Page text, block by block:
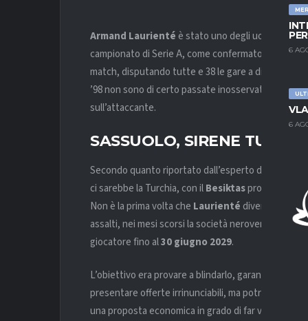
6
6
Armand Laurienté è stato uno degli uomini
campionato di Serie A, come confermato dagli
match, disputando tutte e 38 le gare a
’98 non sono di certo passate inosservate e varie
sull’attaccante.
SASSUOLO, SIRENE
Secondo quanto riportato dall’esperto di mercato
ci sarebbe la Turchia, con ilBesiktaspronto ad
Non è la prima volta che Laurienté diventa il
assalti, nei mesi scorsi la società neroverde si è
giocatore fino al30 giugno 2029.
L’obiettivo era provare a blindarlo, garantendosi
presentare offerte irrinunciabili, ma potrebbe non
una proposta economica in grado di far vacillare il